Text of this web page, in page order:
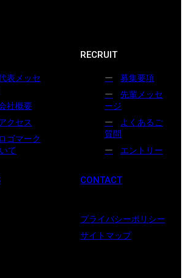
表メッセ
社概要
クセス
ロゴマーク
て
RECRUIT
募集要項
先輩メッセ
ージ
よくあるご
質問
エントリー
CONTACT
プライバシーポリシー
サイトマップ